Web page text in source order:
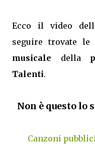
Ecco il video
seguire trovate
musicale della
Talenti.
Non è questo lo
Canzoni